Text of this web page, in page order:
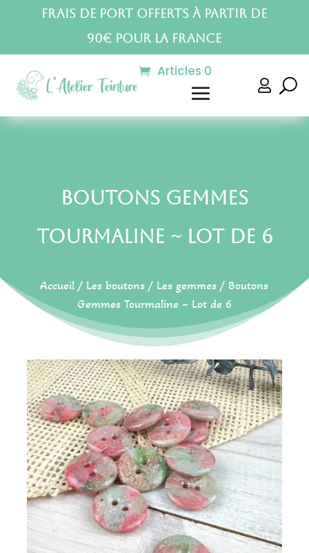
Frais de port offerts à partir de
90€ pour la France
Articles 0

Boutons Gemmes
Tourmaline ~ Lot de 6
Accueil / Les boutons / Les gemmes / Boutons
Gemmes Tourmaline ~ Lot de 6